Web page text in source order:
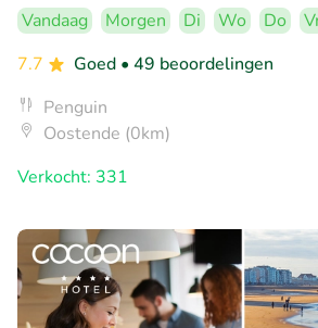
Vandaag Morgen Di Wo Do
7.7
Goed • 49 beoordelingen
Penguin
Oostende (0km)
Verkocht: 331